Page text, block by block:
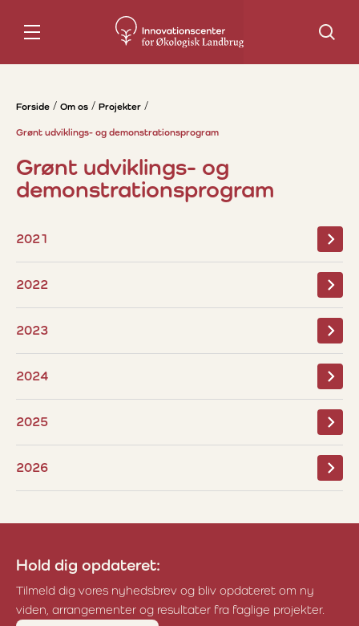
Søg
Forside Om os Projekter
Grønt udviklings- og demonstrationsprogram
Grønt udviklings- og
demonstrationsprogram
2021
2022
2023
2024
2025
2026
Hold dig opdateret:
Tilmeld dig vores nyhedsbrev og bliv opdateret om ny
viden, arrangementer og resultater fra faglige projekter.